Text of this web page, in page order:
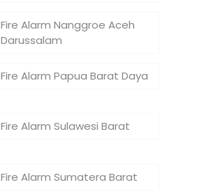
Fire Alarm Nanggroe Aceh
Darussalam
Fire Alarm Papua Barat Daya
Fire Alarm Sulawesi Barat
Fire Alarm Sumatera Barat